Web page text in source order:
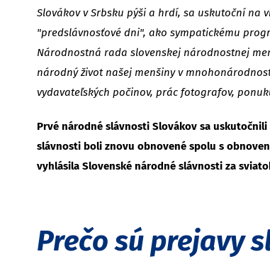
Slovákov v Srbsku pýši a hrdí, sa uskutoční na
"predslávnosťové dni", ako sympatickému
Národnostná rada slovenskej národnostnej
národný život našej menšiny v
vydavateľských počinov, prác fotografov,
Prvé národné slávnosti Slovákov sa
slávnosti boli znovu obnovené spolu s
vyhlásila Slovenské národné slávnosti za
Prečo sú prejavy